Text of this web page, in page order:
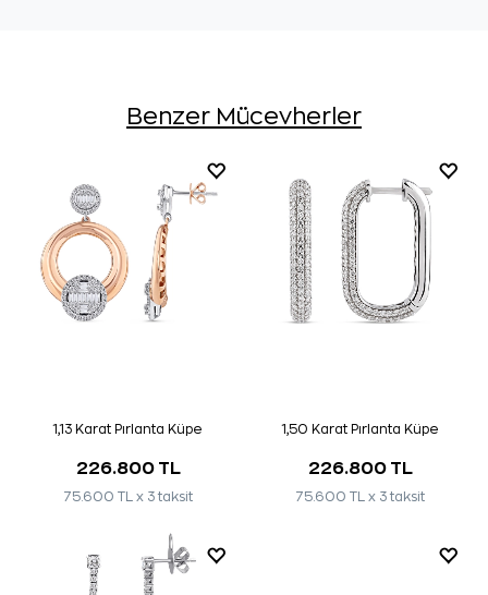
Benzer Mücevherler
1,13 Karat Pırlanta Küpe
226.800 TL
75.600 TL x 3 taksit
1,50 Karat Pırlanta Küpe
226.800 TL
75.600 TL x 3 taksit